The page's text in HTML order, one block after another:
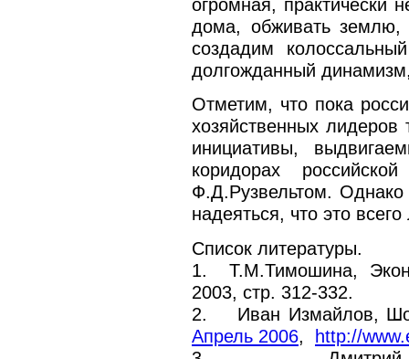
огромная, практически
дома, обживать землю,
создадим
долгожданный
Отметим, что пока
хозяйственных
инициативы,
коридорах
Ф.Д.Рузвельтом. Однако
надеяться, что это
Список литературы.
1. Т.М.Тимошина,
2003, стр. 312-332.
2. Иван Измайлов,
Апрель 2006, http://